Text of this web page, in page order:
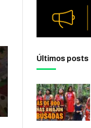
Últimos posts